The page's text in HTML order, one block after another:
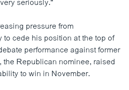
pressure from
cede his position at the top of
performance against former
Republican nominee, raised
to win in November.